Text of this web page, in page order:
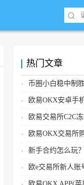
热门文章
币圈小白稳中制
欧易OKX安卓手机安装、注
欧易交易所C2C冻
欧易OKX交易所购买
新手合约怎么玩？殴易交易
欧e交易所新人账号注